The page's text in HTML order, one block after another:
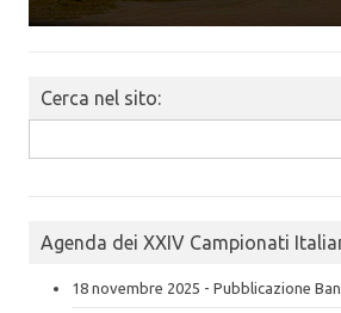
Cerca nel sito:
for:
Agenda dei XXIV Campionati
18 novembre 2025 - Pubblicazione